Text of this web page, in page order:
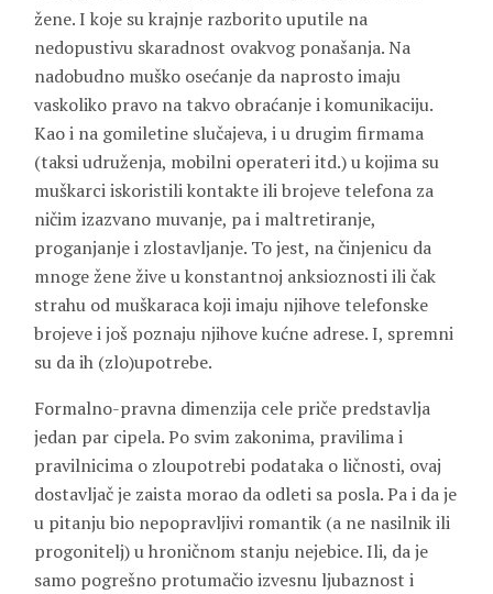
žene. I koje su krajnje razborito uputile na
nedopustivu skaradnost ovakvog ponašanja. Na
nadobudno muško osećanje da naprosto imaju
vaskoliko pravo na takvo obraćanje i komunikaciju.
Kao i na gomiletine slučajeva, i u drugim firmama
(taksi udruženja, mobilni operateri itd.) u kojima su
muškarci iskoristili kontakte ili brojeve telefona za
ničim izazvano muvanje, pa i maltretiranje,
proganjanje i zlostavljanje. To jest, na činjenicu da
mnoge žene žive u konstantnoj anksioznosti ili čak
strahu od muškaraca koji imaju njihove telefonske
brojeve i još poznaju njihove kućne adrese. I, spremni
su da ih (zlo)upotrebe.
Formalno-pravna dimenzija cele priče predstavlja
jedan par cipela. Po svim zakonima, pravilima i
pravilnicima o zloupotrebi podataka o ličnosti, ovaj
dostavljač je zaista morao da odleti sa posla. Pa i da je
u pitanju bio nepopravljivi romantik (a ne nasilnik ili
progonitelj) u hroničnom stanju nejebice. Ili, da je
samo pogrešno protumačio izvesnu ljubaznost i